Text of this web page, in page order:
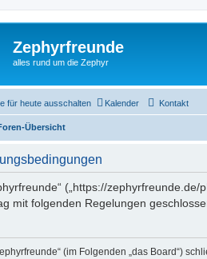
Zephyrfreunde
alles rund um die Zephyr
für heute ausschalten Kalender Kontakt
Übersicht
(„https://zephyrfreunde.de/
mit folgenden Regelungen
(im Folgenden „das Board“)